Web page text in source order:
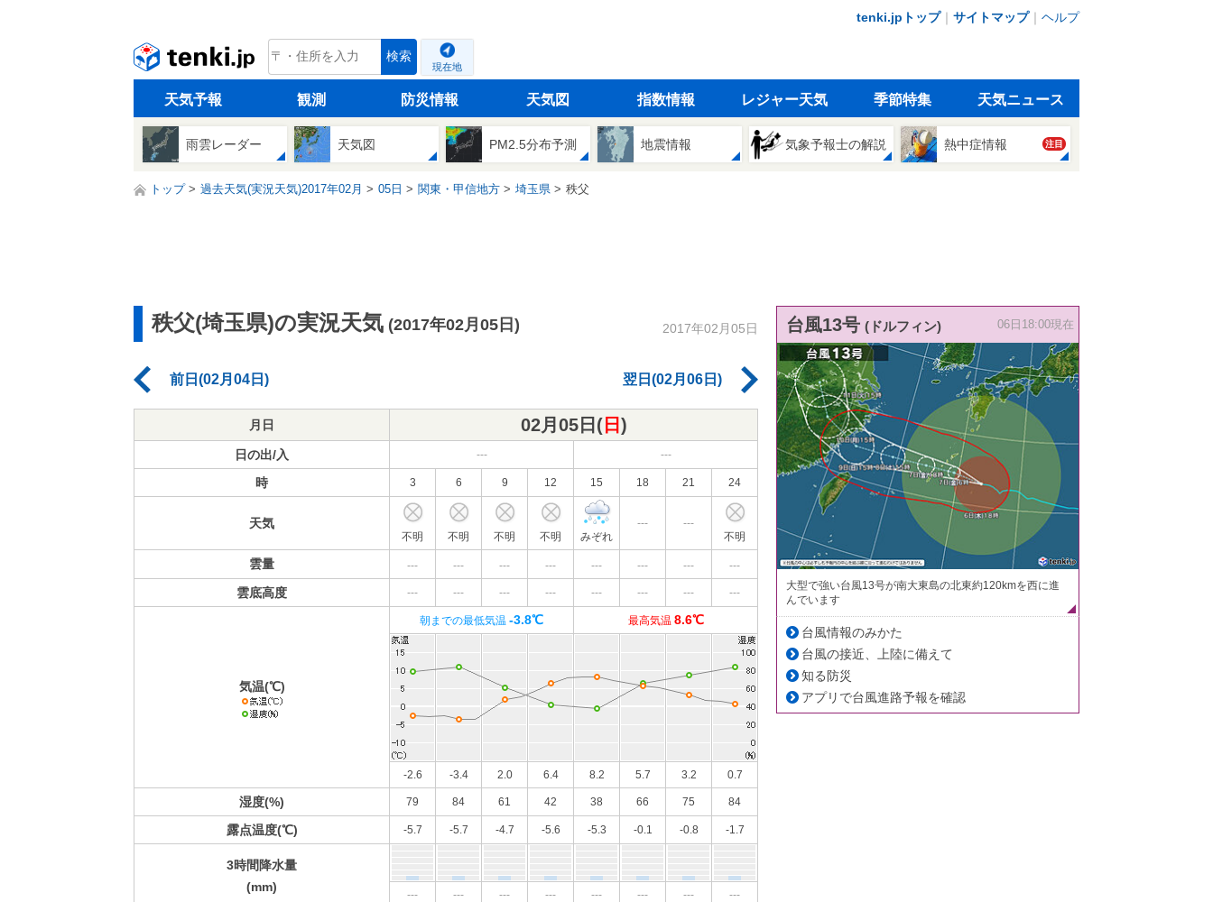
tenki.jpトップ｜ サイトマップ｜ ヘルプ
tenki.jp 検索
現在地
天気予報 観測 防災情報 天気図 指数情報 レジャー天気 季節特集 天気ニュース
雨雲レーダー 天気図 PM2.5分布予測 地震情報 気象予報士の解説 熱中症情報 注目
トップ 過去天気(実況天気)2017年02月 05日 関東・甲信地方 埼玉県 秩父
秩父(埼玉県)の実況天気 (2017年02月05日) 2017年02月05日
前日(02月04日) 翌日(02月06日)
月日 02月05日(日 )
日の出/入 --- ---
時 3 6 9 12 15 18 21 24
天気
不明 不明 不明 不明 みぞれ
---
---
不明
雲量 --- --- --- --- --- --- --- ---
雲底高度 --- --- --- --- --- --- --- ---
気温(℃)
朝までの最低気温 -3.8℃ 最高気温 8.6℃
-2.6 -3.4 2.0 6.4 8.2 5.7 3.2 0.7
湿度(%) 79 84 61 42 38 66 75 84
露点温度(℃) -5.7 -5.7 -4.7 -5.6 -5.3 -0.1 -0.8 -1.7
3時間降水量
(mm)
--- --- --- --- --- --- --- ---
台風13号 (ドルフィン) 06日18:00現在
大型で強い台風13号が南大東島の北東約120kmを西に進
んでいます
台風情報のみかた
台風の接近、上陸に備えて
知る防災
アプリで台風進路予報を確認